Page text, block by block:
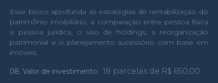
Esse bloco aprofunda as estratégias de rentabilização do
patrimônio imobiliário, a comparação entre pessoa física
e pessoa jurídica, o uso de holdings, a reorganização
patrimonial e o planejamento sucessório com base em
imóveis.
08. Valor de investimento: 18 parcelas de R$ 650,00